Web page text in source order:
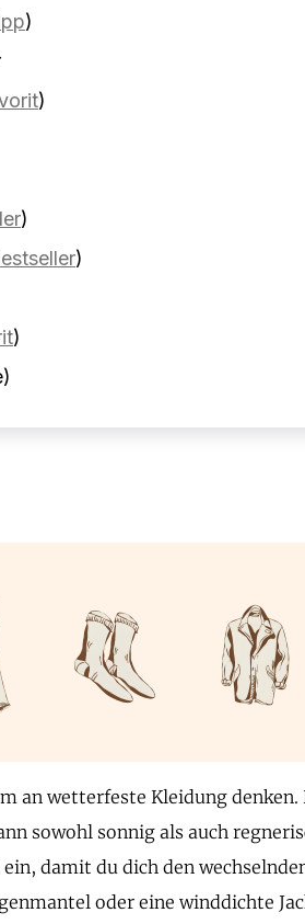
)
)
)
)
)
an wetterfeste Kleidung denken.
sowohl sonnig als auch
damit du dich den
oder eine winddichte